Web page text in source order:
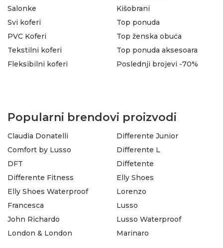
Salonke
Kišobrani
Svi koferi
PVC Koferi
Tekstilni koferi
Fleksibilni koferi
Top ponuda
Top ženska obuća
Top ponuda aksesoara
Poslednji brojevi -70%
Popularni brendovi proizvodi
Claudia Donatelli
Comfort by Lusso
DFT
Differente Fitness
Differente Junior
Differente L
Diffetente
Elly Shoes
Elly Shoes Waterproof
Francesca
John Richardo
London & London
Lorenzo
Lusso
Lusso Waterproof
Marinaro